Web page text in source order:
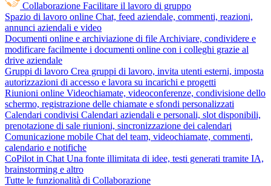
Collaborazione Facilitare il lavoro di gruppo
Spazio di lavoro online Chat, feed aziendale, commenti, reazioni,
annunci aziendali e video
Documenti online e archiviazione di file Archiviare, condividere e
modificare facilmente i documenti online con i colleghi grazie al
drive aziendale
Gruppi di lavoro Crea gruppi di lavoro, invita utenti esterni, imposta
autorizzazioni di accesso e lavora su incarichi e progetti
Riunioni online Videochiamate, videoconferenze, condivisione dello
schermo, registrazione delle chiamate e sfondi personalizzati
Calendari condivisi Calendari aziendali e personali, slot disponibili,
prenotazione di sale riunioni, sincronizzazione dei calendari
Comunicazione mobile Chat del team, videochiamate, commenti,
calendario e notifiche
CoPilot in Chat Una fonte illimitata di idee, testi generati tramite IA,
brainstorming e altro
Tutte le funzionalità di Collaborazione